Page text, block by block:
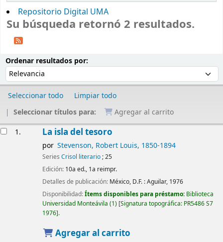
Repositorio Digital UMA
Su búsqueda retornó 2 resultados.
Ordenar resultados por:
Seleccionar todo
Limpiar todo
Seleccionar títulos para:
Agregar al carrito
1. La isla del tesoro
por Stevenson, Robert Louis, 1850-1894
Series Crisol literario; 25
Edición: 10a ed., 1a reimpr.
Detalles de publicación: México, D.F. :Aguilar, 1976
Disponibilidad:Ítems disponibles para préstamo: Biblioteca
Universidad Monteávila (1) Signatura topográfica: PR5486 S7
1976 .
Agregar al carrito